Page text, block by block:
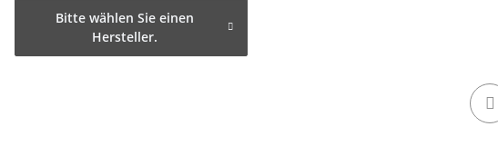
Bitte wählen Sie einen
Hersteller.